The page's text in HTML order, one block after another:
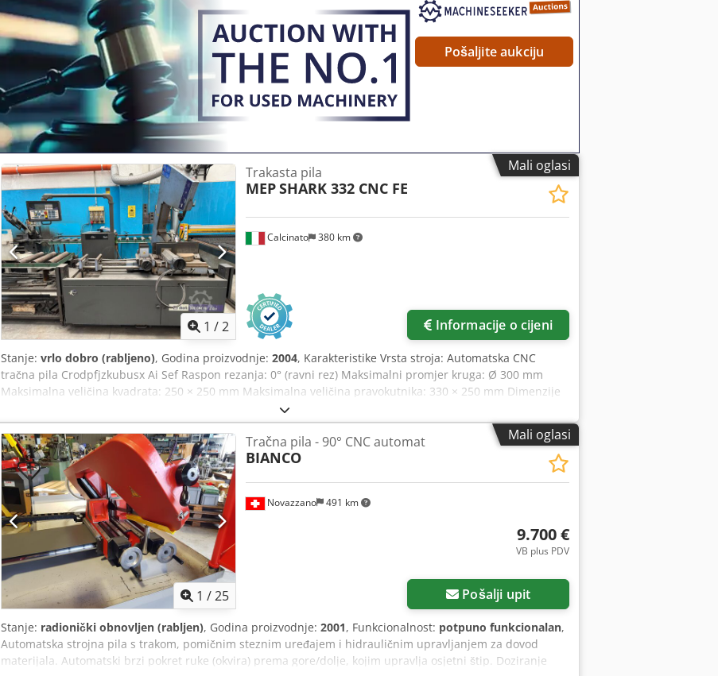
- Regulacija pritiska za tankostjene cijevi i profile. - Pogon pile s reguliranjem frekvencije, bezstupnjevato.
- Automatski uređaj za početni rez. - Nadzor gibanja pilskog lista Pogon pile: - 5,5 kW Dodatna oprema: -
10 novih pilskih listova Rok isporuke: - Odmah
Pošaljite aukciju
Mali oglasi
1 /2
Calcinato 380 km
Trakasta pila
MEPSHARK 332 CNC FE
Informacije o cijeni
Stanje: vrlo dobro (rabljeno), Godina proizvodnje: 2004, Karakteristike Vrsta stroja: Automatska CNC
tračna pila Crodpfjzkubusx Ai Sef Raspon rezanja: 0° (ravni rez) Maksimalni promjer kruga: Ø 300 mm
Maksimalna veličina kvadrata: 250 × 250 mm Maksimalna veličina pravokutnika: 330 × 250 mm Dimenzije
pile: 3650 × 27 × 0,9 mm Motor pile: 2,2 kW, trofazni Brzina pile: Promjenjiva, otprilike 15–100 m/min,
pomoću pretvarača frekvencije Maksimalni otvor stezne glave: 335 mm Pomak štapa: Automatski CNC, s
steznom glavom za dovod materijala Napajanje: 400 V, trofazno (50 Hz) Načini rada: Ručni, poluautomatski
i programabilni automatski
Mali oglasi
1 /25
Novazzano 491 km
Tračna pila - 90° CNC automat
BIANCO
9.700 €
VB plus PDV
Pošalji upit
Stanje: radionički obnovljen (rabljen), Godina proizvodnje: 2001, Funkcionalnost: potpuno funkcionalan,
Automatska strojna pila s trakom, pomičnim steznim uređajem i hidrauličnim upravljanjem za dovod
materijala. Automatski brzi pokret ruke (okvira) prema gore/dolje, kojim upravlja osjetni štip. Doziranje